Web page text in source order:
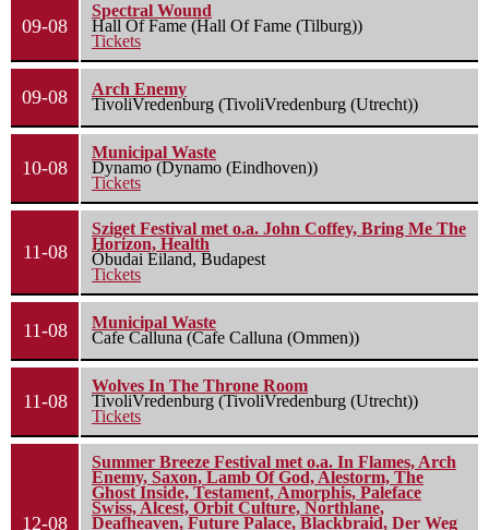
09-08
Spectral Wound
Hall Of Fame (Hall Of Fame (Tilburg))
Tickets
09-08
Arch Enemy
TivoliVredenburg (TivoliVredenburg (Utrecht))
10-08
Municipal Waste
Dynamo (Dynamo (Eindhoven))
Tickets
11-08
Sziget Festival met o.a. John Coffey, Bring Me The
Horizon, Health
Óbudai Eiland, Budapest
Tickets
11-08
Municipal Waste
Cafe Calluna (Cafe Calluna (Ommen))
11-08
Wolves In The Throne Room
TivoliVredenburg (TivoliVredenburg (Utrecht))
Tickets
12-08
Summer Breeze Festival met o.a. In Flames, Arch
Enemy, Saxon, Lamb Of God, Alestorm, The
Ghost Inside, Testament, Amorphis, Paleface
Swiss, Alcest, Orbit Culture, Northlane,
Deafheaven, Future Palace, Blackbraid, Der Weg